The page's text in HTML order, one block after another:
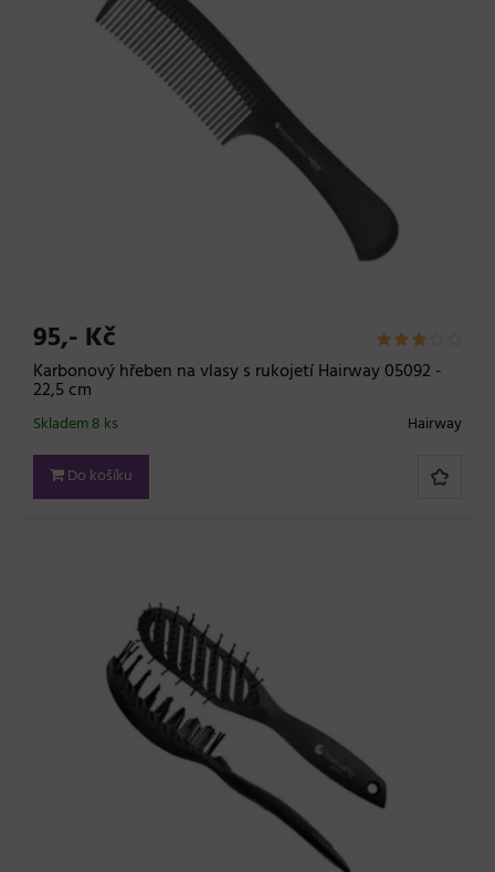
95,- Kč
Karbonový hřeben na vlasy s rukojetí Hairway 05092 -
22,5 cm
Hairway
Skladem 8 ks
Do košíku